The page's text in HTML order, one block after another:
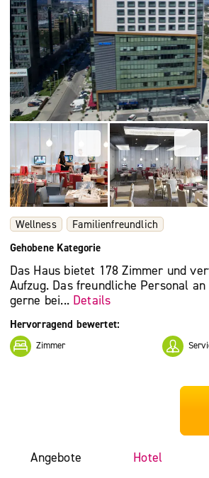
Wellness
Familienfreundlich
Gehobene Kategorie
Das Haus bietet 178 Zimmer und
Aufzug. Das freundliche Personal
gerne bei... Details
Hervorragend bewertet:
Zimmer
Angebote Hotel